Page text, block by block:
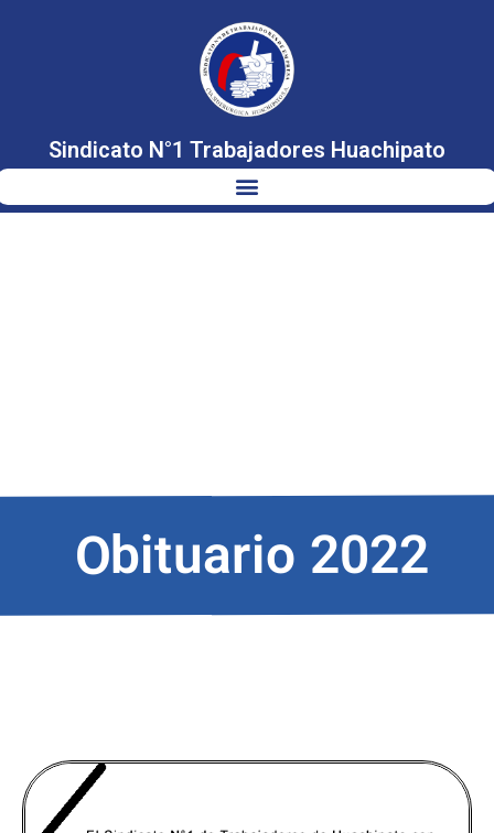
Sindicato N°1 Trabajadores Huachipato
Obituario 2022